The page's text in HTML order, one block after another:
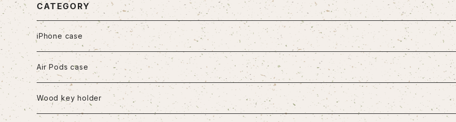
CATEGORY
iPhone case
iPhone7/8/SE2
iPhone8Plus
Air Pods case
Wood key holder